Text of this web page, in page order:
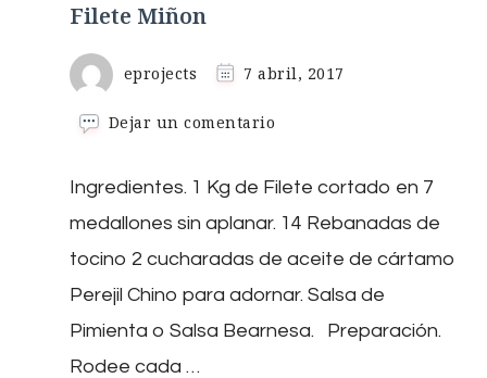
Filete Miñon
eprojects 7 abril, 2017
Dejar un comentario
Ingredientes. 1 Kg de Filete cortado en 7
medallones sin aplanar. 14 Rebanadas de
tocino 2 cucharadas de aceite de cártamo
Perejil Chino para adornar. Salsa de
Pimienta o Salsa Bearnesa. Preparación.
Rodee cada …